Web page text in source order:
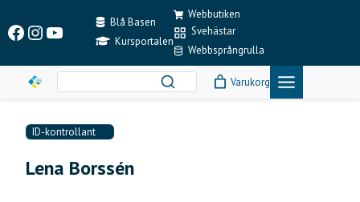
content
Facebook
Instagram
YouTubeBlå Basen
Kursportalen
Webbutiken
Svehästar
Webbsprångrulla
Varukorg
ID-kontrollant
Lena Borssén